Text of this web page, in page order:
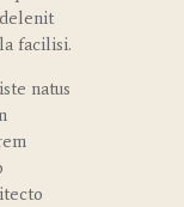
facilisi.
natus